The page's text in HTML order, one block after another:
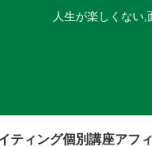
人生が楽しくない,
ティング個別講座